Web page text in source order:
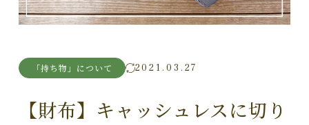
「持ち物」について 2021.03.27
【財布】キャッシュレスに切り